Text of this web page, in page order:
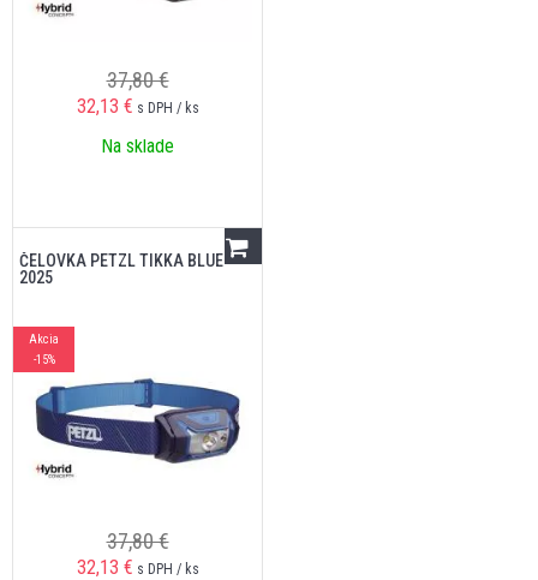
37,80 €
32,13 € s DPH / ks
Na sklade
ČELOVKA PETZL TIKKA BLUE
2025
Akcia
-15%
37,80 €
32,13 € s DPH / ks